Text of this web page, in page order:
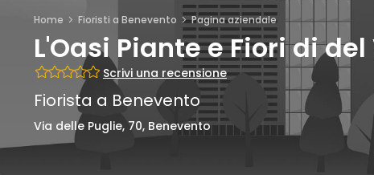
Home Fioristi a Benevento Pagina aziendale
L'Oasi Piante e Fiori di
Scrivi una recensione
Fiorista a Benevento
Via delle Puglie, 70, Benevento